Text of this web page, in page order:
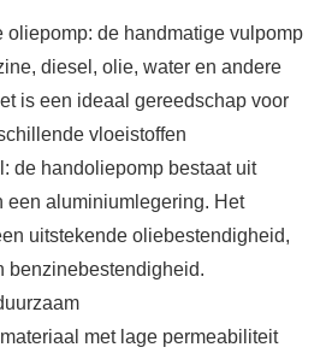
oliepomp: de handmatige vulpomp
diesel, olie, water en andere
is een ideaal gereedschap voor
vloeistoffen
de handoliepomp bestaat uit
een aluminiumlegering. Het
uitstekende oliebestendigheid,
benzinebestendigheid.
met lage permeabiliteit